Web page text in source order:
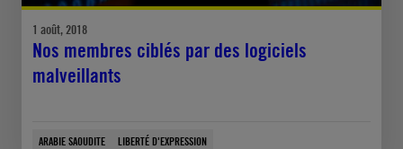
1 août, 2018
Nos membres ciblés par des logiciels
malveillants
ARABIE SAOUDITE LIBERTÉ D'EXPRESSION